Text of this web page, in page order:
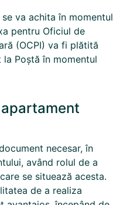
va achita în momentul
pentru Oficiul de
(OCPI) va fi plătită
Poștă în momentul
necesar, în
având rolul de a
se situează acesta.
de a realiza